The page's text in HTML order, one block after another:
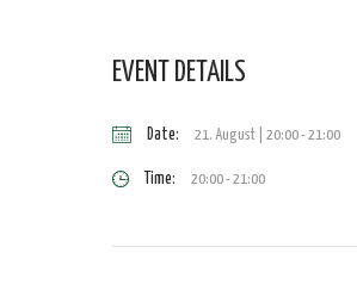
EVENT DETAILS
Date: 21. August | 20:00-21:00
Time: 20:00 - 21:00